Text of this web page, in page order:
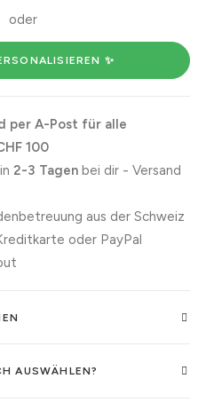
oder
✨
per A-Post für alle
100
2-3 Tagenbei dir - Versand
aus der Schweiz
oder PayPal
AUSWÄHLEN?